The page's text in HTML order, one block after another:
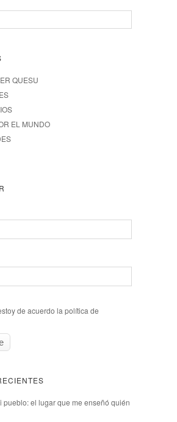
QUESU
EL MUNDO
de acuerdo la política de
pueblo: el lugar que me enseñó quién